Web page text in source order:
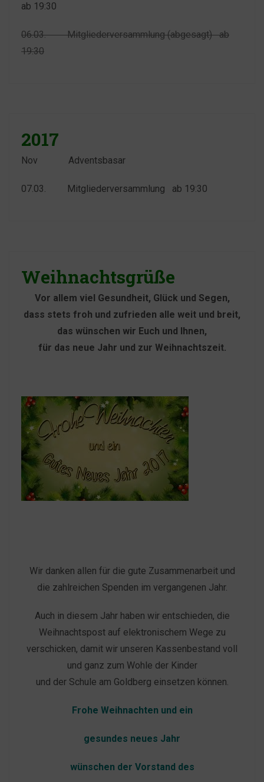
ab 19:30
06.03. Mitgliederversammlung (abgesagt) ab
19:30
2017
Nov Adventsbasar
07.03. Mitgliederversammlung ab 19:30
Weihnachtsgrüße
Vor allem viel Gesundheit, Glück und Segen,
dass stets froh und zufrieden alle weit und breit,
das wünschen wir Euch und Ihnen,
für das neue Jahr und zur Weihnachtszeit.
Wir danken allen für die gute Zusammenarbeit und
die zahlreichen Spenden im vergangenen Jahr.
Auch in diesem Jahr haben wir entschieden, die
Weihnachtspost auf elektronischem Wege zu
verschicken, damit wir unseren Kassenbestand voll
und ganz zum Wohle der Kinder
und der Schule am Goldberg einsetzen können.
Frohe Weihnachten und ein
gesundes neues Jahr
wünschen der Vorstand des